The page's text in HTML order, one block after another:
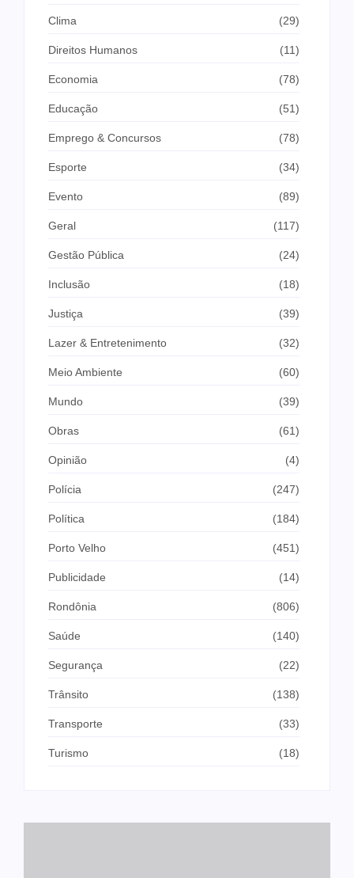
Clima (29)
Direitos Humanos (11)
Economia (78)
Educação (51)
Emprego & Concursos (78)
Esporte (34)
Evento (89)
Geral (117)
Gestão Pública (24)
Inclusão (18)
Justiça (39)
Lazer & Entretenimento (32)
Meio Ambiente (60)
Mundo (39)
Obras (61)
Opinião (4)
Polícia (247)
Política (184)
Porto Velho (451)
Publicidade (14)
Rondônia (806)
Saúde (140)
Segurança (22)
Trânsito (138)
Transporte (33)
Turismo (18)